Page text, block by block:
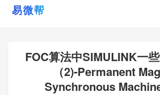
FOC算法中SIMULINK一
（2)-Permanent
Synchronous